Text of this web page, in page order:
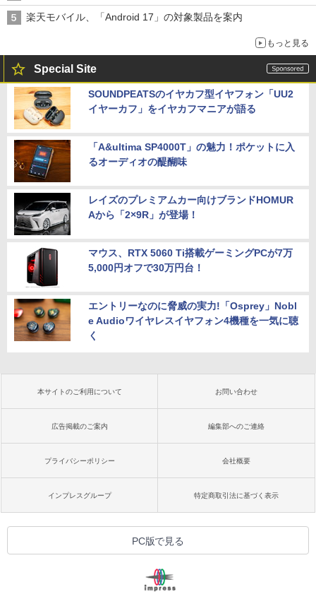
楽天モバイル、「Android 17」の対象製品を案内
もっと見る
Special Site
SOUNDPEATSのイヤカフ型イヤフォン「UU2
イヤーカフ」をイヤカフマニアが語る
「A&ultima SP4000T」の魅力！ポケットに入
るオーディオの醍醐味
レイズのプレミアムカー向けブランドHOMUR
Aから「2×9R」が登場！
マウス、RTX 5060 Ti搭載ゲーミングPCが7万
5,000円オフで30万円台！
エントリーなのに脅威の実力!「Osprey」Nobl
e Audioワイヤレスイヤフォン4機種を一気に聴
く
本サイトのご利用について お問い合わせ
広告掲載のご案内 編集部へのご連絡
プライバシーポリシー 会社概要
インプレスグループ 特定商取引法に基づく表示
PC版で見る